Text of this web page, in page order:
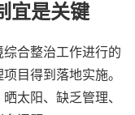
宜是关键
合整治工作进行的
目得到落地实施。
太阳、缺乏管理、